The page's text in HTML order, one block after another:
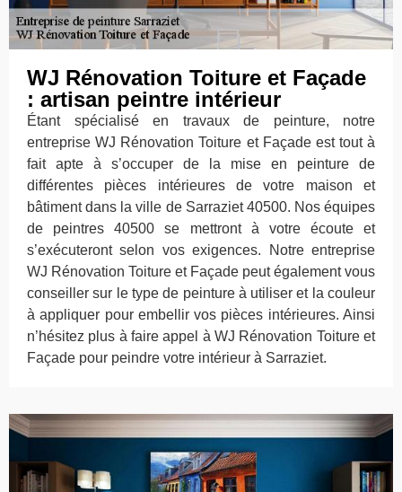
WJ Rénovation Toiture et Façade
: artisan peintre intérieur
Étant spécialisé en travaux de peinture, notre
entreprise WJ Rénovation Toiture et Façade est tout à
fait apte à s’occuper de la mise en peinture de
différentes pièces intérieures de votre maison et
bâtiment dans la ville de Sarraziet 40500. Nos équipes
de peintres 40500 se mettront à votre écoute et
s’exécuteront selon vos exigences. Notre entreprise
WJ Rénovation Toiture et Façade peut également vous
conseiller sur le type de peinture à utiliser et la couleur
à appliquer pour embellir vos pièces intérieures. Ainsi
n’hésitez plus à faire appel à WJ Rénovation Toiture et
Façade pour peindre votre intérieur à Sarraziet.